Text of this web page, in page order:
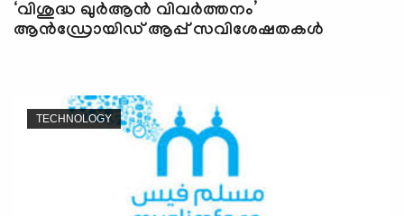
‘വിശുദ്ധ ഖുര്‍ആന്‍ വിവര്‍ത്തനം’
ആന്‍ഡ്രോയിഡ് ആപ്പ് സവിശേഷതകള്‍
TECHNOLOGY